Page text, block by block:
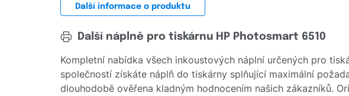
Další informace o produktu
Další náplně pro tiskárnu HP Photosmart 6510
Kompletní nabídka všech inkoustových náplní určených pro
společností získáte náplň do tiskárny splňující maximální
dlouhodobě ověřena kladným hodnocením našich zákazníků.